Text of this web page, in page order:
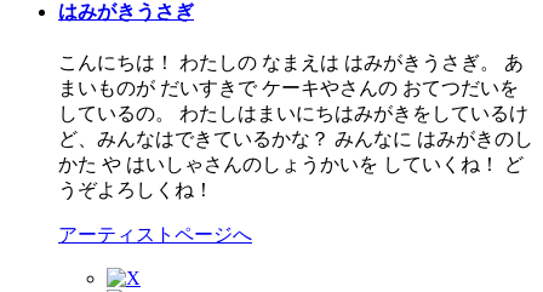
はみがきうさぎ
こんにちは！ わたしの なまえは はみがきうさぎ。 あ
まいものが だいすきで ケーキやさんの おてつだいを
しているの。 わたしはまいにちはみがきをしているけ
ど、みんなはできているかな？ みんなに はみがきのし
かた や はいしゃさんのしょうかいを していくね！ ど
うぞよろしくね！
アーティストページへ